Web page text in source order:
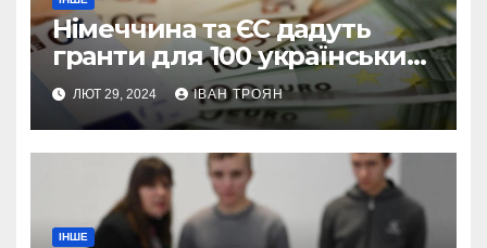
Німеччина та ЄС дадуть
гранти для 100 українських
підприємств
ЛЮТ 29, 2024 ІВАН ТРОЯН
ІНШЕ